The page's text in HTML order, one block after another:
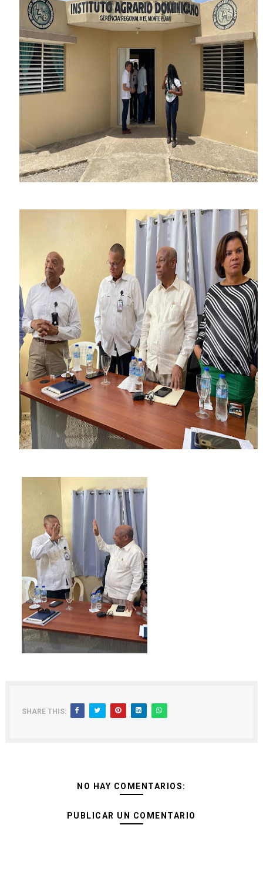
SHARE THIS:
NO HAY COMENTARIOS:
PUBLICAR UN COMENTARIO